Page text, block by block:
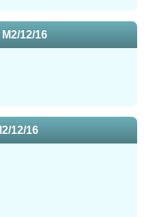
12/16
12/16